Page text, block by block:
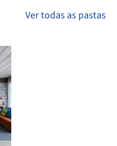
Ver todas as pastas